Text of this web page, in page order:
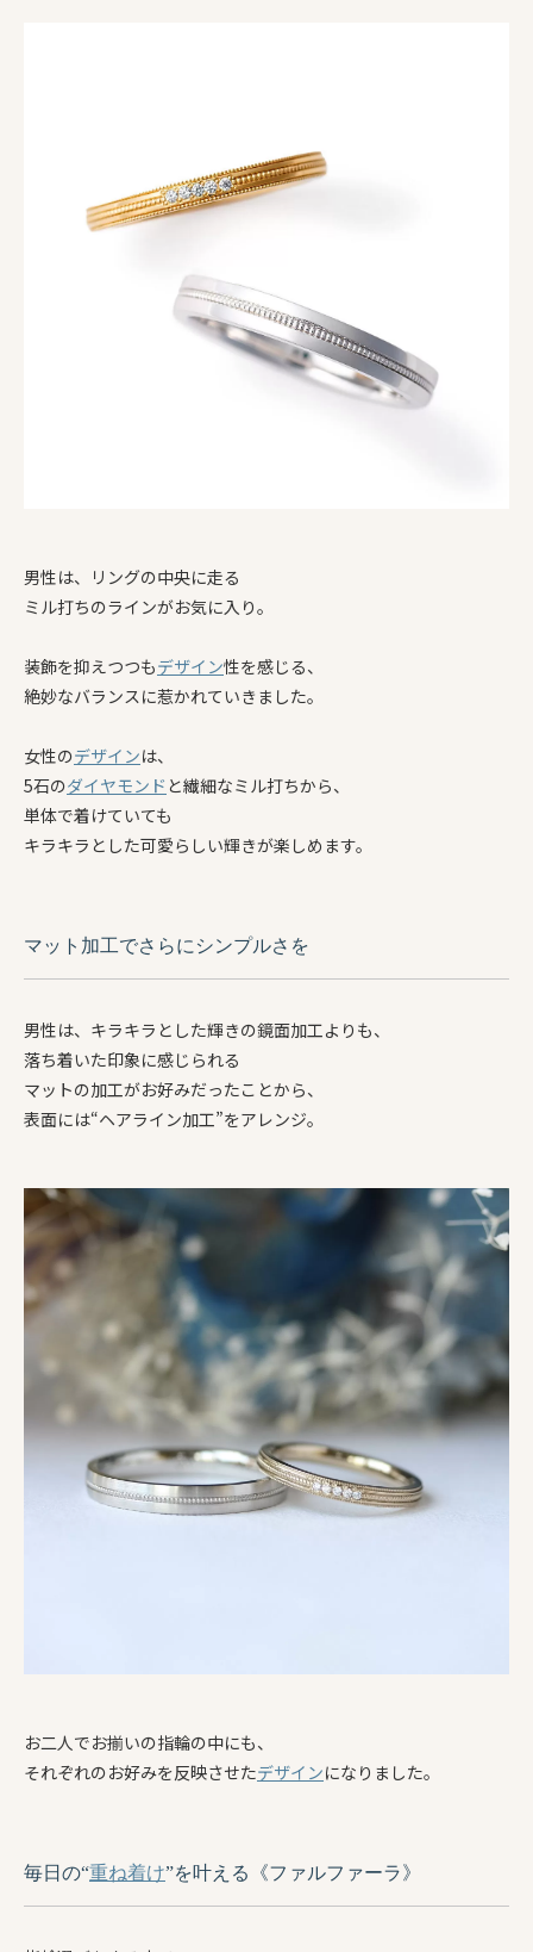
男性は、リングの中央に走る
ミル打ちのラインがお気に入り。
装飾を抑えつつもデザイン性を感じる、
絶妙なバランスに惹かれていきました。
女性のデザインは、
5石のダイヤモンド と繊細なミル打ちから、
単体で着けていても
キラキラとした可愛らしい輝きが楽しめます。
マット加工でさらにシンプルさを
男性は、キラキラとした輝きの鏡面加工よりも、
落ち着いた印象に感じられる
マットの加工がお好みだったことから、
表面には“ヘアライン加工”をアレンジ。
お二人でお揃いの指輪の中にも、
それぞれのお好みを反映させたデザインになりました。
毎日の“重ね着け”を叶える《ファルファーラ》